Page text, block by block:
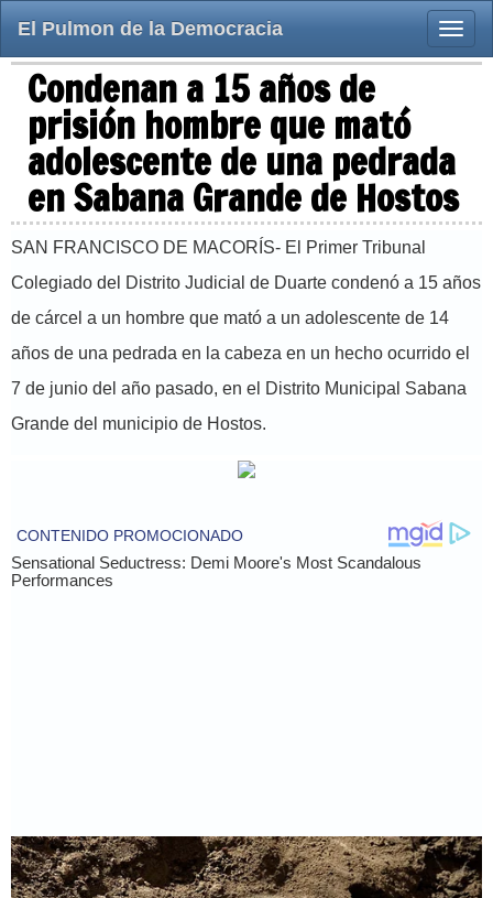
Toggle
El Pulmon de la Democracia
Condenan a 15 años de
prisión hombre que mató
adolescente de una pedrada
en Sabana Grande de Hostos
SAN FRANCISCO DE MACORÍS- El Primer Tribunal
Colegiado del Distrito Judicial de Duarte condenó a 15 años
de cárcel a un hombre que mató a un adolescente de 14
años de una pedrada en la cabeza en un hecho ocurrido el
7 de junio del año pasado, en el Distrito Municipal Sabana
Grande del municipio de Hostos.